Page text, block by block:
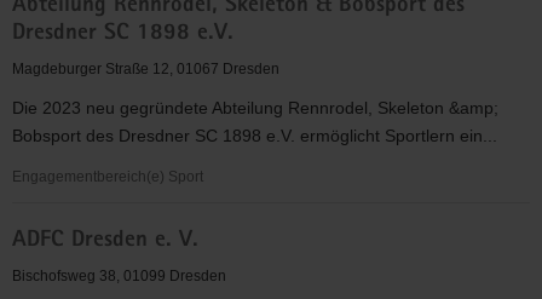
Klettern
im
TSV
e.
V.
Abteilung Rennrodel, Skeleton & Bobsport des
Dresdner SC 1898 e.V.
Magdeburger Straße 12, 01067 Dresden
Die 2023 neu gegründete Abteilung Rennrodel, Skeleton &amp;
Bobsport des Dresdner SC 1898 e.V. ermöglicht Sportlern ein...
Engagementbereich(e) Sport
Rennrodel,
Skeleton
ADFC Dresden e. V.
Bischofsweg 38, 01099 Dresden